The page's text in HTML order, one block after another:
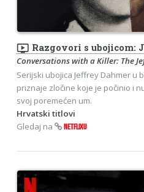
ondemand_video Razgovori s ubojicom:
Conversations with a Killer: The
Serijski ubojica Jeffrey Dahmer u
priznaje zločine koje je počinio i
svoj poremećen um.
Hrvatski titlovi
Gledaj na
NETFLIXU